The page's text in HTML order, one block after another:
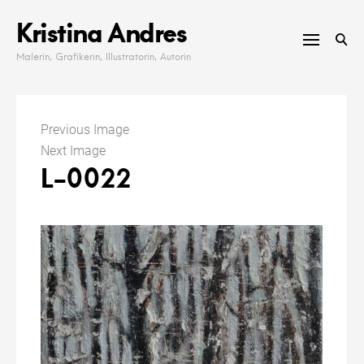
content
Kristina Andres
Malerin, Grafikerin, Illustratorin, Autorin
Previous Image
Next Image
L-0022